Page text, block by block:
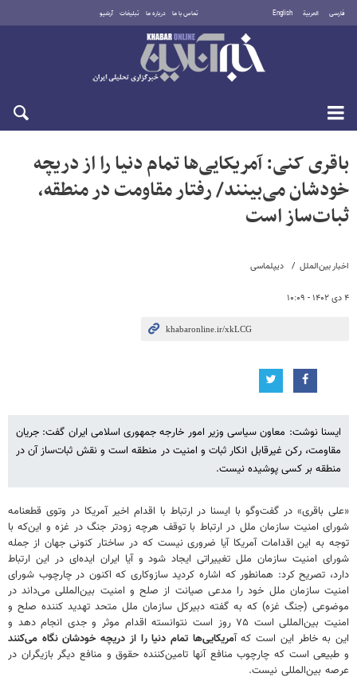
فارسی العربية English تماس با ما درباره ما تبلیغات آرشیو
پنجشنبه ۱۵ مرداد ۱۴۰۵
اخبار بین‌الملل دیپلماسی
۴ دی ۱۴۰۲ - ۱۰:۰۹
باقری کنی: آمریکایی‌ها تمام دنیا را از دریچه
خودشان می‌بینند/ رفتار مقاومت در منطقه،
ثبات‌ساز است
ایسنا نوشت: معاون سیاسی وزیر امور خارجه جمهوری اسلامی ایران گفت: جریان
مقاومت، رکن غیرقابل انکار ثبات و امنیت در منطقه است و نقش ثبات‌ساز آن در
منطقه بر کسی پوشیده نیست.
«علی باقری» در گفت‌وگو با ایسنا در ارتباط با اقدام اخیر آمریکا در وتوی قطعنامه
شورای امنیت سازمان ملل در ارتباط با توقف هرچه زودتر جنگ در غزه و این‌که با
توجه به این اقدامات آمریکا آیا ضروری نیست که در ساختار کنونی جهان از جمله
شورای امنیت سازمان ملل تغییراتی ایجاد شود و آیا ایران ایده‌ای در این ارتباط
دارد، تصریح کرد: همانطور که اشاره کردید سازوکاری که اکنون در چارچوب شورای
امنیت سازمان ملل خود را مدعی صیانت از صلح و امنیت بین‌المللی می‌داند در
موضوعی (جنگ غزه) که به گفته دبیرکل سازمان ملل متحد تهدید کننده صلح و
امنیت بین‌المللی است ۷۵ روز است نتوانسته اقدام موثر و جدی انجام دهد و
این به خاطر این است که آمریکایی‌ها تمام دنیا را از دریچه خودشان نگاه می‌کنند
و طبیعی است که چارچوب منافع آنها تامین‌کننده حقوق و منافع دیگر بازیگران در
عرصه بین‌المللی نیست.